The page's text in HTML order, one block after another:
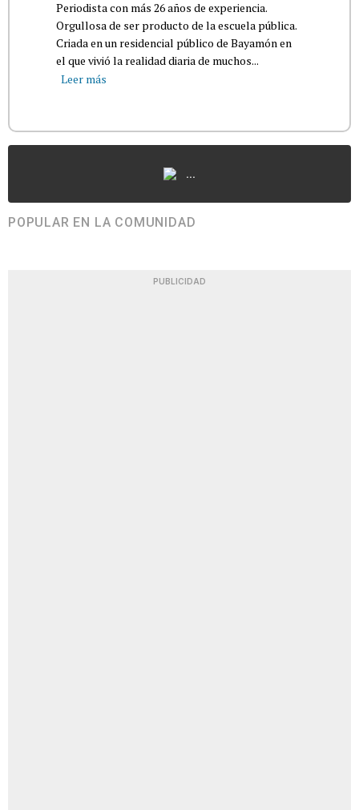
Periodista con más 26 años de experiencia.
Orgullosa de ser producto de la escuela pública.
Criada en un residencial público de Bayamón en
el que vivió la realidad diaria de muchos...
Leer más
...
POPULAR EN LA COMUNIDAD
PUBLICIDAD